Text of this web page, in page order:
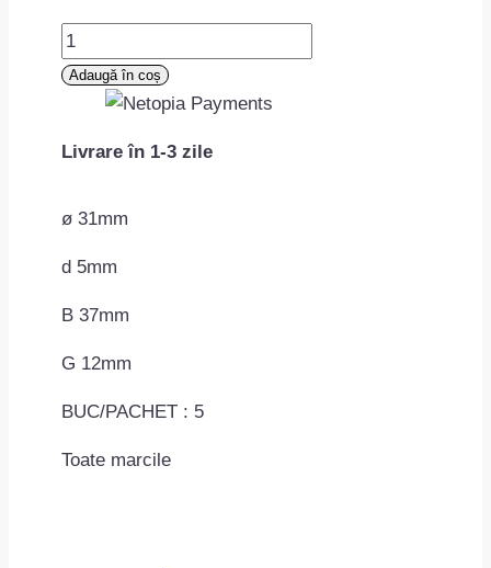
Cantitate
Manson
MAC0708ROMC70397
Adaugă în coș
Livrare în 1-3 zile
ø 31mm
d 5mm
B 37mm
G 12mm
BUC/PACHET : 5
Toate marcile